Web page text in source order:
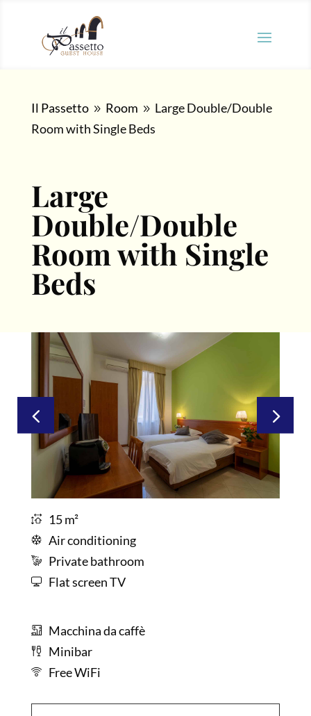
Il Passetto 9 Room 9 Large Double/Double
Room with Single Beds
Large
Double/Double
Room with Single
Beds
15 m²
Air conditioning
Private bathroom
Flat screen TV
Macchina da caffè
Minibar
Free WiFi